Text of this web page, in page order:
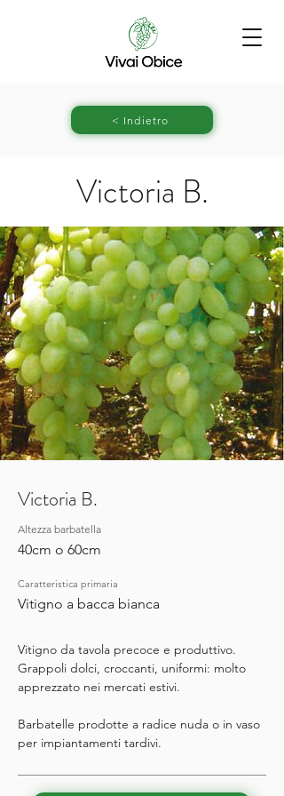
< Indietro
Victoria B.
Victoria B.
Altezza barbatella
40cm o 60cm
Caratteristica primaria
Vitigno a bacca bianca
Vitigno da tavola precoce e produttivo.
Grappoli dolci, croccanti, uniformi: molto
apprezzato nei mercati estivi.
Barbatelle prodotte a radice nuda o in vaso
per impiantamenti tardivi.